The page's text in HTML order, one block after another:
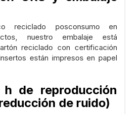
reciclado posconsumo en
nuestro embalaje está
reciclado con certificación
están impresos en papel
de reproducción
de ruido)